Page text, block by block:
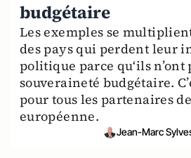
budgétaire
Les exemples se
des pays qui perdent leur
politique parce qu‘ils n’ont
souveraineté budgétaire.
pour tous les partenaires
européenne.
Jean-Marc